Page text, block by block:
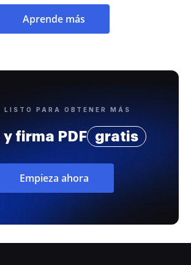
Aprende más
LISTO PARA OBTENER MÁS
y firma PDF gratis
Empieza ahora